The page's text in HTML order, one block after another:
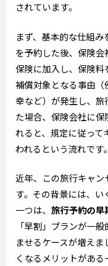
されています。
まず、基本的な仕組
を予約した後、保険
保険に加入し、保険
補償対象となる事由
幸など）が発生し、
た場合、保険会社に
れると、規定に従って
われるという流れです。
近年、この旅行キャン
す。その背景には、い
一つは、 旅行予約の早
「早割」プランが一
ませるケースが増え
くなるメリットがあ